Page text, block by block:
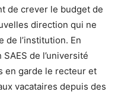
de crever le budget de
direction qui ne
de l’institution. En
de l’université
en garde le recteur et
vacataires depuis des